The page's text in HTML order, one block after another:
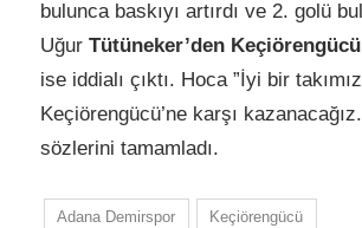
bulunca baskıyı artırdı ve 2. golü
Uğur Tütüneker’den Keçiörengücü
ise iddialı çıktı. Hoca ”İyi bir
Keçiörengücü’ne karşı
sözlerini tamamladı.
Adana Demirspor Keçiörengücü